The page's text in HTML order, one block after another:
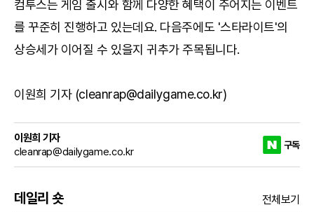
컴투스는 게임 출시와 함께 다양한 혜택이 주어지는 이벤트
를 꾸준히 진행하고 있는데요. 다음주에도 '스타라이트'의
상승세가 이어질 수 있을지 귀추가 주목됩니다.
이원희 기자 (cleanrap@dailygame.co.kr)
이원희 기자
cleanrap@dailygame.co.kr
구독
데일리 숏 전체보기